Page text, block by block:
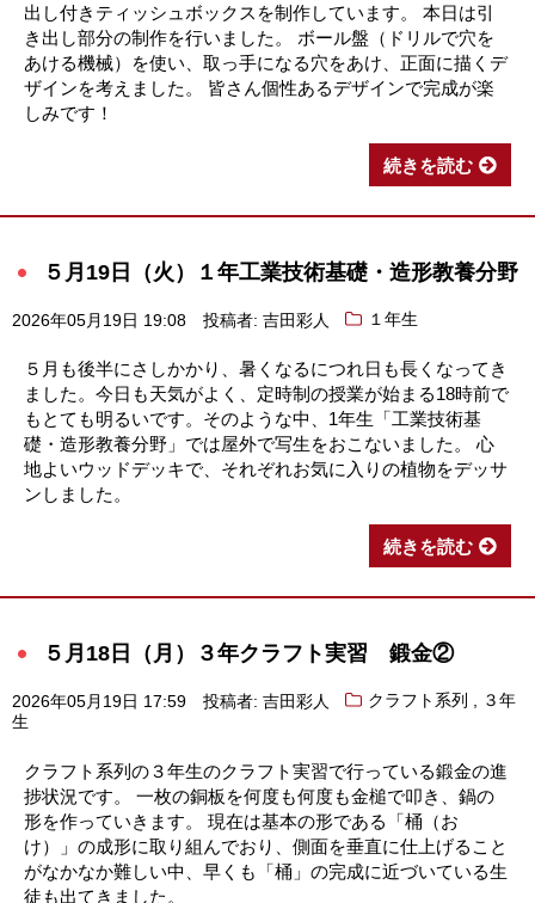
出し付きティッシュボックスを制作しています。 本日は引
き出し部分の制作を行いました。 ボール盤（ドリルで穴を
あける機械）を使い、取っ手になる穴をあけ、正面に描くデ
ザインを考えました。 皆さん個性あるデザインで完成が楽
しみです！
続きを読む
５月19日（火）１年工業技術基礎・造形教養分野
2026年05月19日 19:08 投稿者: 吉田彩人 １年生
５月も後半にさしかかり、暑くなるにつれ日も長くなってき
ました。今日も天気がよく、定時制の授業が始まる18時前で
もとても明るいです。そのような中、1年生「工業技術基
礎・造形教養分野」では屋外で写生をおこないました。 心
地よいウッドデッキで、それぞれお気に入りの植物をデッサ
ンしました。
続きを読む
５月18日（月）３年クラフト実習 鍛金②
2026年05月19日 17:59 投稿者: 吉田彩人 クラフト系列 , ３年
生
クラフト系列の３年生のクラフト実習で行っている鍛金の進
捗状況です。 一枚の銅板を何度も何度も金槌で叩き、鍋の
形を作っていきます。 現在は基本の形である「桶（お
け）」の成形に取り組んでおり、側面を垂直に仕上げること
がなかなか難しい中、早くも「桶」の完成に近づいている生
徒も出てきました。